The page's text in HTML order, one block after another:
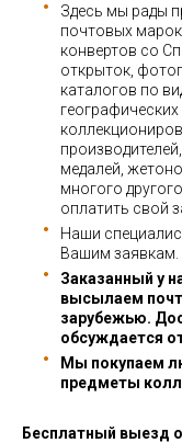
Здесь мы рады
почтовых
конвертов со
открыток,
каталогов по
медалей,
многого
оплатить свой
Наши
Вашим заявкам.
Заказанный у
высылаем
зарубежью.
обсуждается
Мы покупаем
предметы
Бесплатный выезд